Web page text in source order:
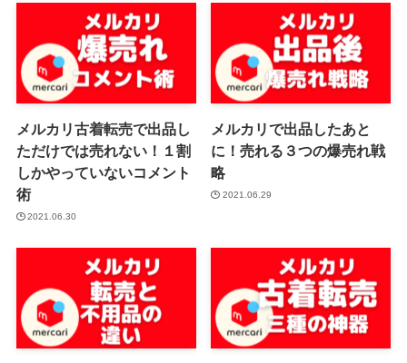
メルカリ古着転売で出品し
ただけでは売れない！１割
しかやっていないコメント
術
2021.06.30
メルカリで出品したあと
に！売れる３つの爆売れ戦
略
2021.06.29